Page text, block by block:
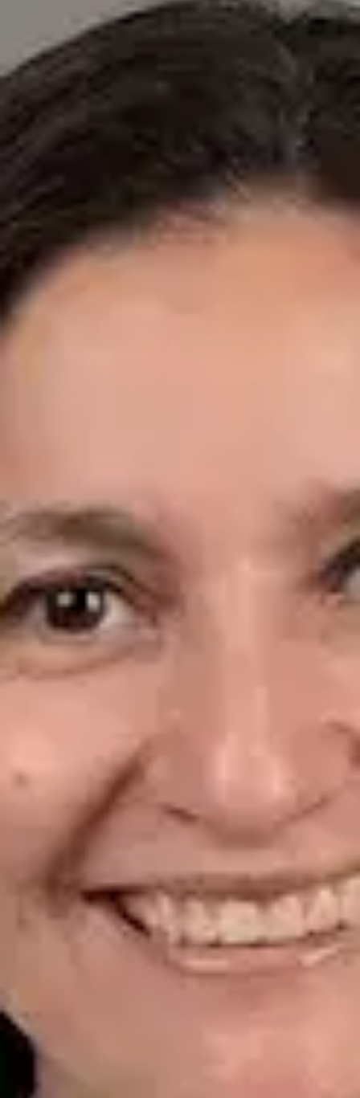
6 · Especialistas en Spain
Especialistas registrados en los colegios médicos nacionales.
Dr. Fidel Ernesto Mesa Prado — Cardiologist, Global Health
Health Spain. Book an online video consultation.
Cardiología Especialista
Dr. Fidel Ernesto Mesa Prado
Registro
CGCOM | 292911355
Dr. Leandro Wang — General Medicine Doctor, Global Health
Spain Dr. Leandro Wang — General Medicine Doctor at Global
Health Spain. Book an online video consultation.
ES
Consulta Diagnostico vascular, Consulta Online Flebologia y
Linfologia
Dr. Leandro Wang
CGCOM | 464628929
Reservar cita Ver perfil
Dr. Alfredo del Valle Moreno Montañez — Dermatologist,
Global Health Spain Dr. Alfredo del Valle Moreno Montañez —
Dermatologist at Global Health Spain. Book an online video
consultation.
ES